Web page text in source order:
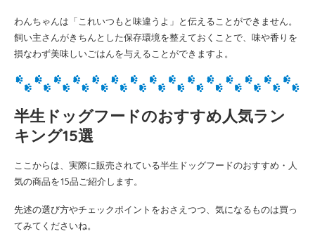
わんちゃんは「これいつもと味違うよ」と伝えることができません。
飼い主さんがきちんとした保存環境を整えておくことで、味や香りを
損なわず美味しいごはんを与えることができますよ。
半生ドッグフードのおすすめ人気ラン
キング15選
ここからは、実際に販売されている半生ドッグフードのおすすめ・人
気の商品を15品ご紹介します。
先述の選び方やチェックポイントをおさえつつ、気になるものは買っ
てみてくださいね。